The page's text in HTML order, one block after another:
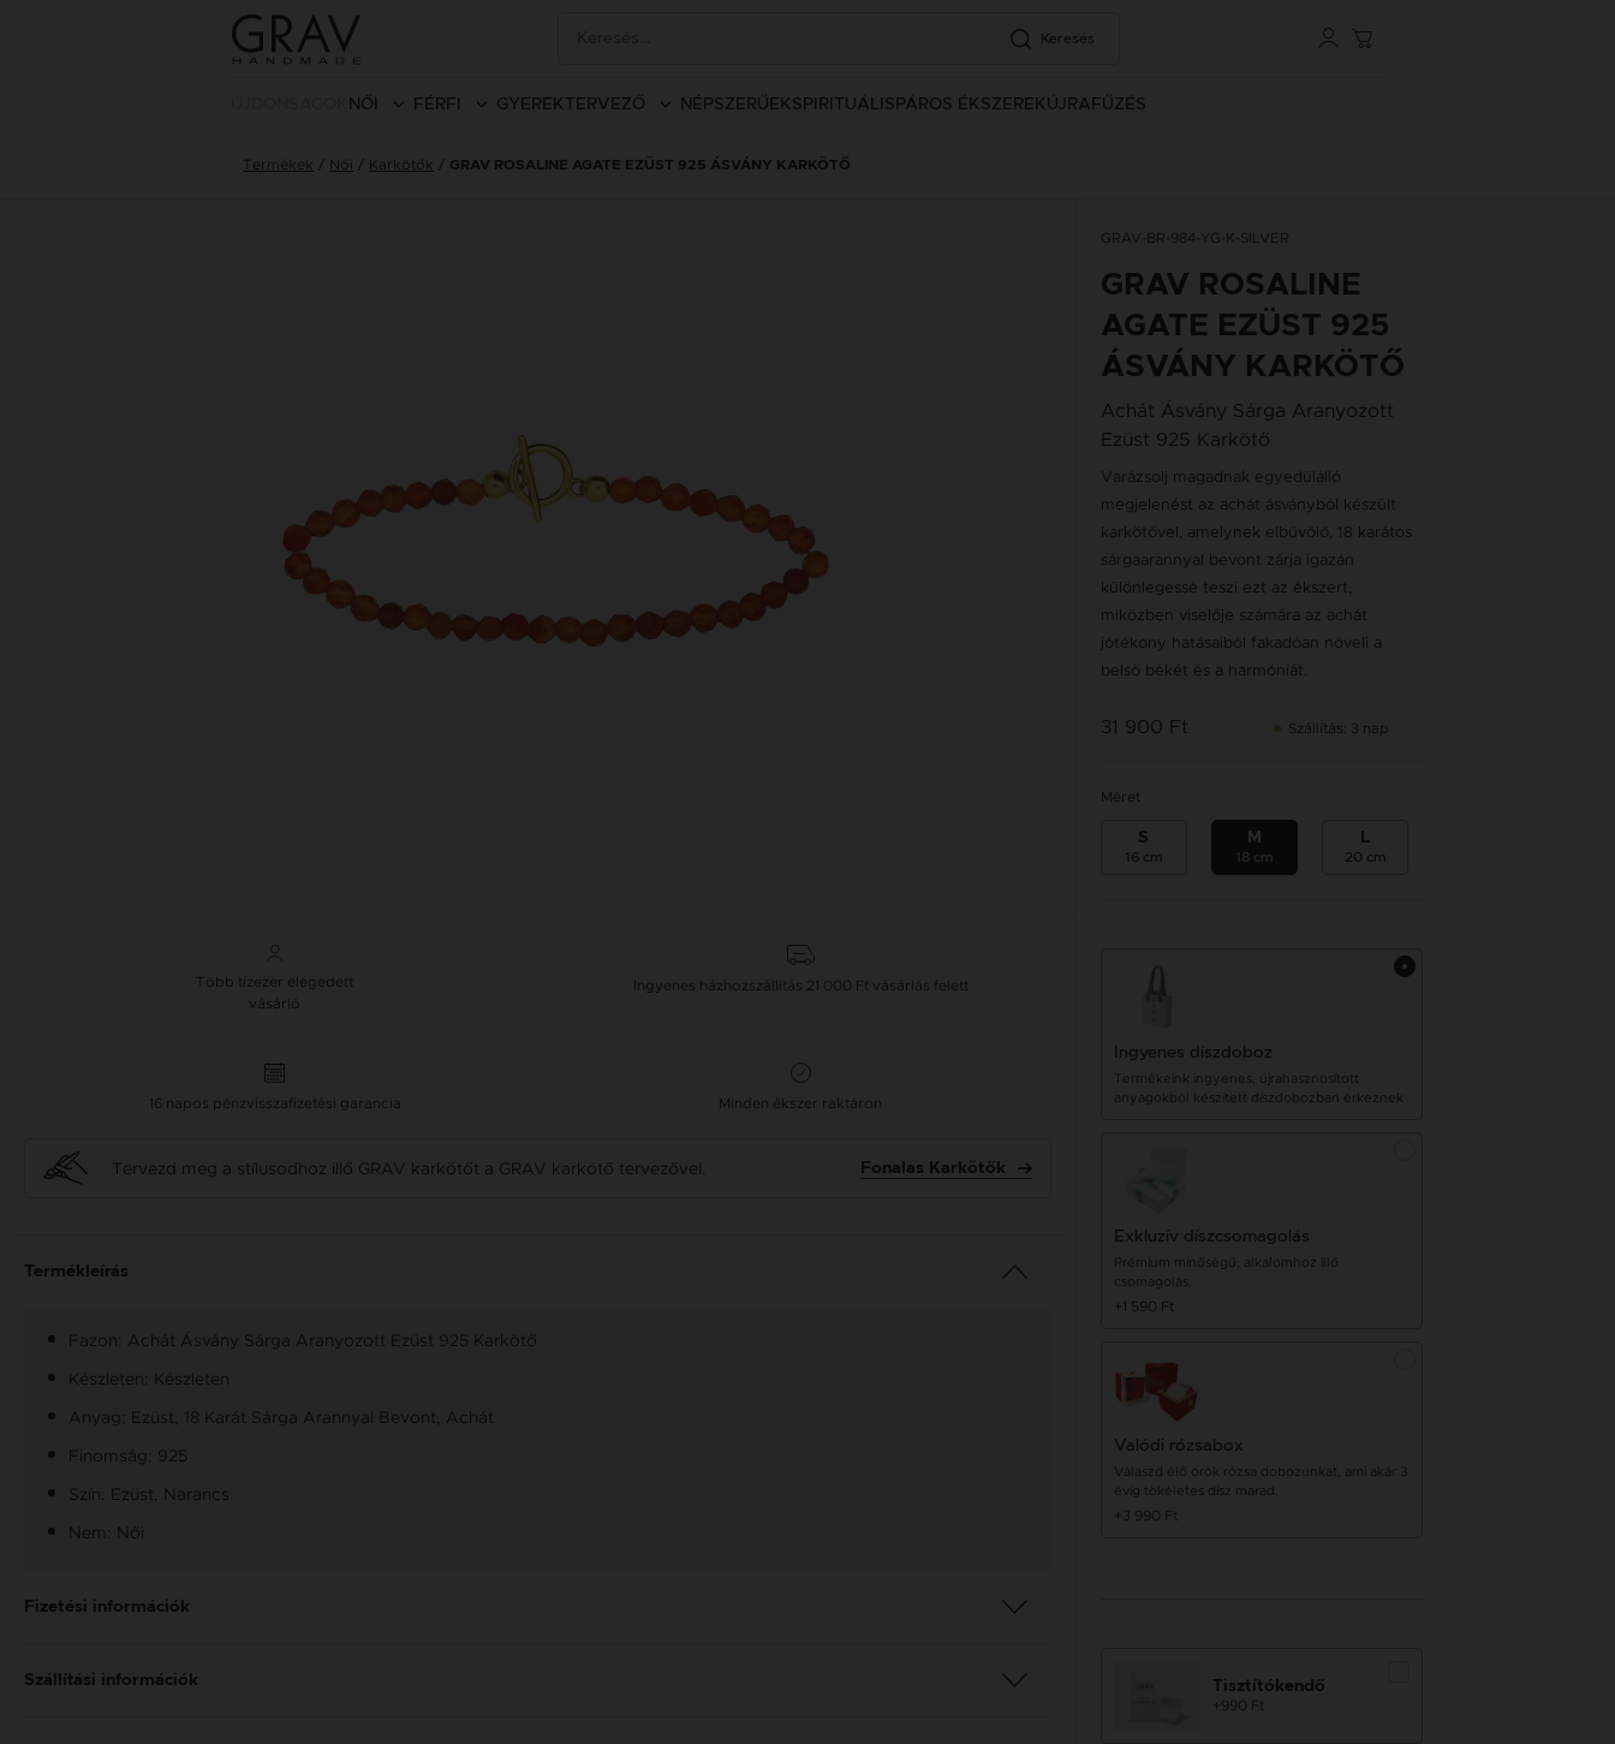
Keresés
NŐI FÉRFI GYEREK TERVEZŐ NÉPSZERŰEK SPIRITUÁLIS PÁROS ÉKSZEREK ÚJRAFŰZÉS
Termékek Női Karkötők GRAV ROSALINE AGATE EZÜST 925 ÁSVÁNY KARKÖTŐ
Több tízezer elégedett
vásárló
Ingyenes házhozszállítás 21 000 Ft vásárlás felett
16 napos pénzvisszafizetési garancia Minden ékszer raktáron
Tervezd meg a stílusodhoz illő GRAV karkötőt a GRAV karkötő tervezővel. Fonalas Karkötők
Termékleírás
Fazon: Achát Ásvány Sárga Aranyozott Ezüst 925 Karkötő
Készleten: Készleten
Anyag: Ezüst, 18 Karát Sárga Arannyal Bevont, Achát
Finomság: 925
Szín: Ezüst, Narancs
Nem: Női
Fizetési információk
Szállítási információk
GRAV-BR-984-YG-K-SILVER
GRAV ROSALINE
AGATE EZÜST 925
ÁSVÁNY KARKÖTŐ
Achát Ásvány Sárga Aranyozott
Ezüst 925 Karkötő
Varázsolj magadnak egyedülálló
megjelenést az achát ásványból készült
karkötővel, amelynek elbűvölő, 18 karátos
sárgaarannyal bevont zárja igazán
különlegessé teszi ezt az ékszert,
miközben viselője számára az achát
jótékony hatásaiból fakadóan növeli a
belső békét és a harmóniát.
31 900 Ft Szállítás: 3 nap
Méret
S
16 cm
M
18 cm
L
20 cm
Ingyenes díszdoboz
Termékeink ingyenes, újrahasznosított
anyagokból készített díszdobozban érkeznek
Exkluzív díszcsomagolás
Prémium minőségű, alkalomhoz illő
csomagolás.
+1 590 Ft
Valódi rózsabox
Válaszd élő örök rózsa dobozunkat, ami akár 3
évig tökéletes dísz marad.
+3 990 Ft
Tisztítókendő
+990 Ft